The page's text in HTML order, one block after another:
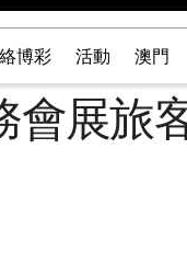
博彩 活動 澳門
會展旅